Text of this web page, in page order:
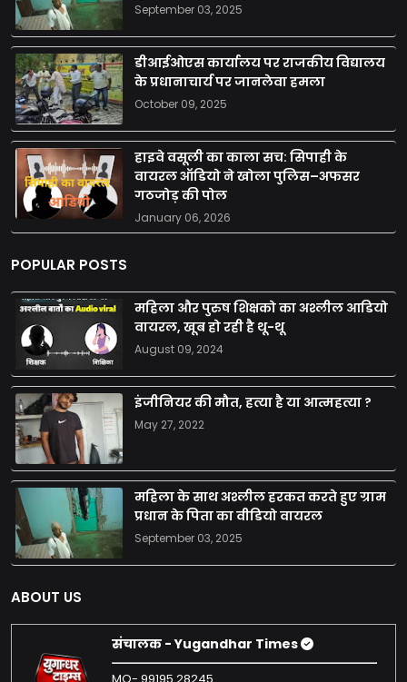
September 03, 2025
डीआईओएस कार्यालय पर राजकीय विद्यालय
के प्रधानाचार्य पर जानलेवा हमला
October 09, 2025
हाइवे वसूली का काला सच: सिपाही के
वायरल ऑडियो ने खोला पुलिस–अफसर
गठजोड़ की पोल
January 06, 2026
POPULAR POSTS
महिला और पुरुष शिक्षको का अश्लील आडियो
वायरल, खूब हो रही है थू-थू
August 09, 2024
इंजीनियर की मौत, हत्या है या आत्महत्या ?
May 27, 2022
महिला के साथ अश्लील हरकत करते हुए ग्राम
प्रधान के पिता का वीडियो वायरल
September 03, 2025
ABOUT US
संचालक - Yugandhar Times
MO- 99195 28245